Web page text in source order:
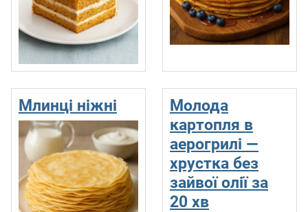
Млинці ніжні
Молода
картопля в
аерогрилі —
хрустка без
зайвої олії за
20 хв